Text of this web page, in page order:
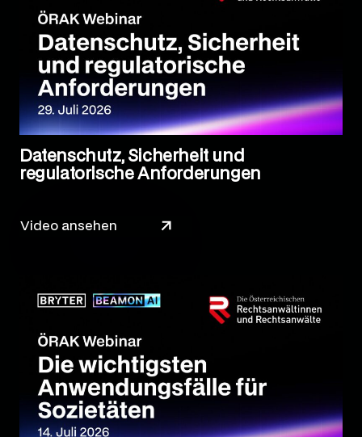
Datenschutz, Sicherheit und
regulatorische Anforderungen
Video ansehen